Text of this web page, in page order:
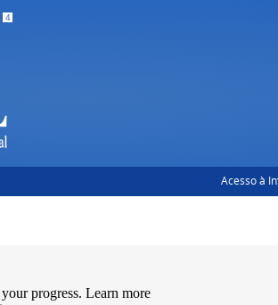
4
Acesso à